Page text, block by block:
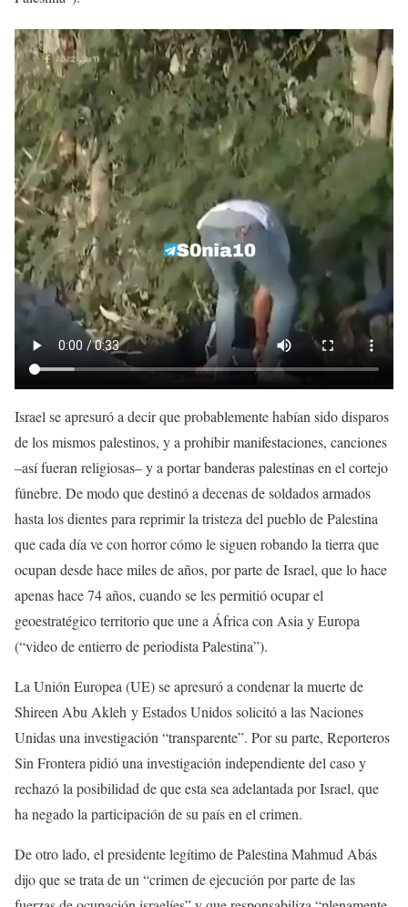
Israel se apresuró a decir que probablemente habían sido disparos
de los mismos palestinos, y a prohibir manifestaciones, canciones
–así fueran religiosas– y a portar banderas palestinas en el cortejo
fúnebre. De modo que destinó a decenas de soldados armados
hasta los dientes para reprimir la tristeza del pueblo de Palestina
que cada día ve con horror cómo le siguen robando la tierra que
ocupan desde hace miles de años, por parte de Israel, que lo hace
apenas hace 74 años, cuando se les permitió ocupar el
geoestratégico territorio que une a África con Asia y Europa
(“video de entierro de periodista Palestina”).
La Unión Europea (UE) se apresuró a condenar la muerte de
Shireen Abu Akleh y Estados Unidos solicitó a las Naciones
Unidas una investigación “transparente”. Por su parte, Reporteros
Sin Frontera pidió una investigación independiente del caso y
rechazó la posibilidad de que esta sea adelantada por Israel, que
ha negado la participación de su país en el crimen.
De otro lado, el presidente legítimo de Palestina Mahmud Abás
dijo que se trata de un “crimen de ejecución por parte de las